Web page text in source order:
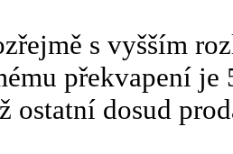
s vyšším
překvapení
ostatní dosud